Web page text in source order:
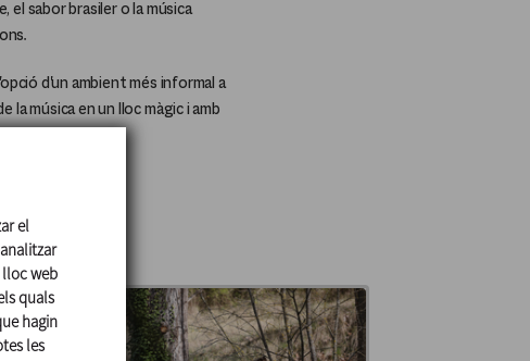
el
web
quals
hagin
les
el sabor brasiler o la música
d'un ambient més informal a
música en un lloc màgic i amb